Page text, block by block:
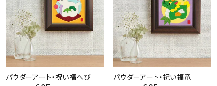
パウダーアート・祝い福へび パウダーアート・祝い福竜